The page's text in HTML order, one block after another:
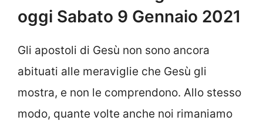
oggi Sabato 9 Gennaio 2021
Gli apostoli di Gesù non sono ancora
abituati alle meraviglie che Gesù gli
mostra, e non le comprendono. Allo stesso
modo, quante volte anche noi rimaniamo